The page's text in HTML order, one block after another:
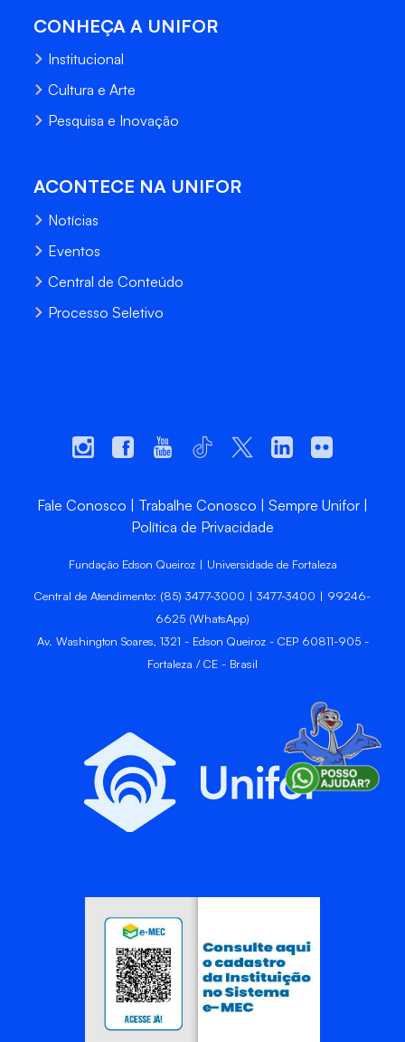
CONHEÇA A UNIFOR
Institucional
Cultura e Arte
Pesquisa e Inovação
ACONTECE NA UNIFOR
Notícias
Eventos
Central de Conteúdo
Processo Seletivo
Fale Conosco Trabalhe Conosco
Sempre Unifor
Política de Privacidade
Fundação Edson Queiroz | Universidade de Fortaleza
Central de Atendimento: (85) 3477-3000 | 3477-3400 | 99246-
6625 (WhatsApp)
Av. Washington Soares, 1321 - Edson Queiroz - CEP 60811-905 -
Fortaleza / CE - Brasil